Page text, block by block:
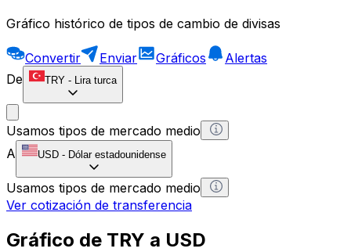
Gráfico histórico de tipos de cambio de divisas
Convertir Enviar Gráficos
Alertas
De
TRY - Lira turca
Usamos tipos de mercado medio
A
USD - Dólar estadounidense
Usamos tipos de mercado medio
Ver cotización de transferencia
Gráfico de TRY a USD